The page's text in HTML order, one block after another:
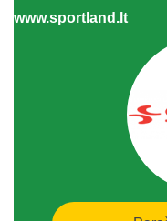
www.sportland.lt